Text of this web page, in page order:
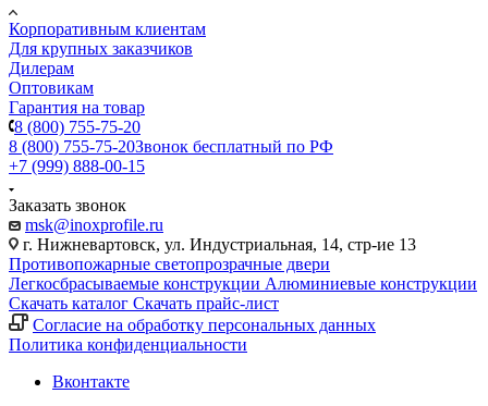
Корпоративным клиентам
Для крупных заказчиков
Дилерам
Оптовикам
Гарантия на товар
8 (800) 755-75-20
8 (800) 755-75-20Звонок бесплатный по РФ
+7 (999) 888-00-15
Заказать звонок
msk@inoxprofile.ru
г. Нижневартовск, ул. Индустриальная, 14, стр-ие 13
Противопожарные светопрозрачные двери
Легкосбрасываемые конструкции Алюминиевые конструкции
Скачать каталог Скачать прайс-лист
Cогласие на обработку персональных данных
Политика конфиденциальности
Вконтакте